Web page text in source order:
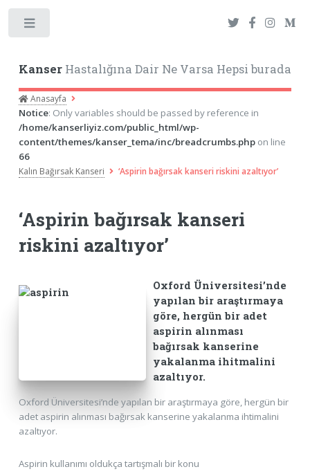
KanserHastalığına Dair Ne Varsa Hepsi burada
Anasayfa
Notice: Only variables should be passed by reference in
/home/kanserliyiz.com/public_html/wp-
content/themes/kanser_tema/inc/breadcrumbs.phpon line
66
Kalın Bağırsak Kanseri ‘Aspirin bağırsak kanseri riskini azaltıyor’
‘Aspirin bağırsak kanseri
riskini azaltıyor’
Oxford Üniversitesi’nde
yapılan bir araştırmaya
göre, hergün bir adet
aspirin alınması
bağırsak kanserine
yakalanma ihitmalini
azaltıyor.
Oxford Üniversitesi’nde yapılan bir araştırmaya göre, hergün bir
adet aspirin alınması bağırsak kanserine yakalanma ihtimalini
azaltıyor.
Aspirin kullanımı oldukça tartışmalı bir konu